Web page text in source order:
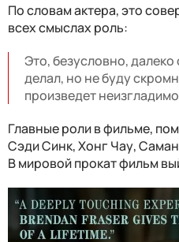
По словам актера, это
всех смыслах роль:
Это, безусловно, далеко
делал, но не буду
произведет
Главные роли в фильме,
Сэди Синк, Хонг Чау,
В мировой прокат фильм